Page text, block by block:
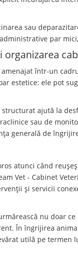
sau
par
organizarea
într-un
estetice: ele pot
ajută la
sau de
generală de
atunci când
Vet - Cabinet
și servicii
nu doar
În îngrijirea
utilă pe termen